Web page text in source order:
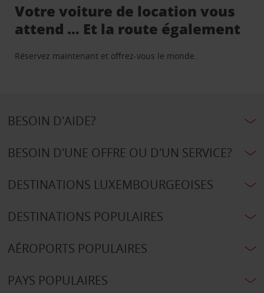
Votre voiture de location vous
attend … Et la route également
Réservez maintenant et offrez-vous le monde.
BESOIN D'AIDE?
BESOIN D'UNE OFFRE OU D'UN SERVICE?
DESTINATIONS LUXEMBOURGEOISES
DESTINATIONS POPULAIRES
AÉROPORTS POPULAIRES
PAYS POPULAIRES